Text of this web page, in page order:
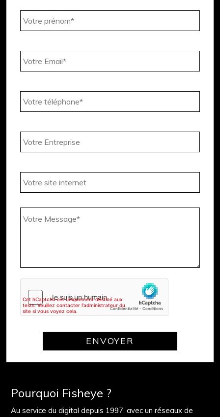
Pourquoi Fisheye ?
Au service du digital depuis 1997, avec un réseaux de